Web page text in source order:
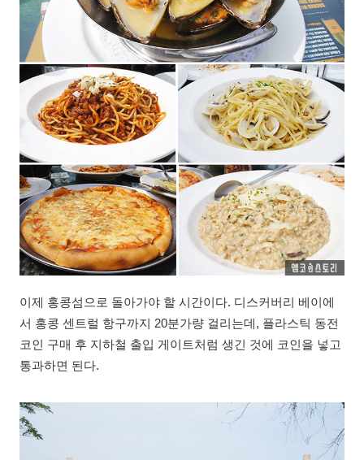
이제 홍콩섬으로 돌아가야 할 시간이다. 디스커버리 베이에
서 홍콩 센트럴 항구까지 20분가량 걸리는데, 플라스틱 동전
코인 구매 후 지하철 출입 게이트처럼 생긴 것에 코인을 넣고
통과하면 된다.